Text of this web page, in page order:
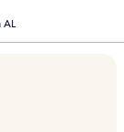
AL